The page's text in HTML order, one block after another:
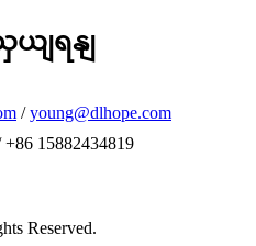
ျရနျ
/young@dlhope.com
15882434819
Reserved.